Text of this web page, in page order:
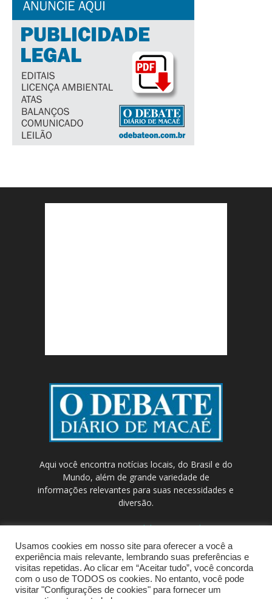
Aqui você encontra notícias locais, do Brasil e do
Mundo, além de grande variedade de
informações relevantes para suas necessidades e
diversão.
Contato:contato@odebateon.com.br /
comercia@odebateon.com.br
Usamos cookies em nosso site para oferecer a você a
experiência mais relevante, lembrando suas preferências e
visitas repetidas. Ao clicar em “Aceitar tudo”, você concorda
com o uso de TODOS os cookies. No entanto, você pode
visitar "Configurações de cookies" para fornecer um